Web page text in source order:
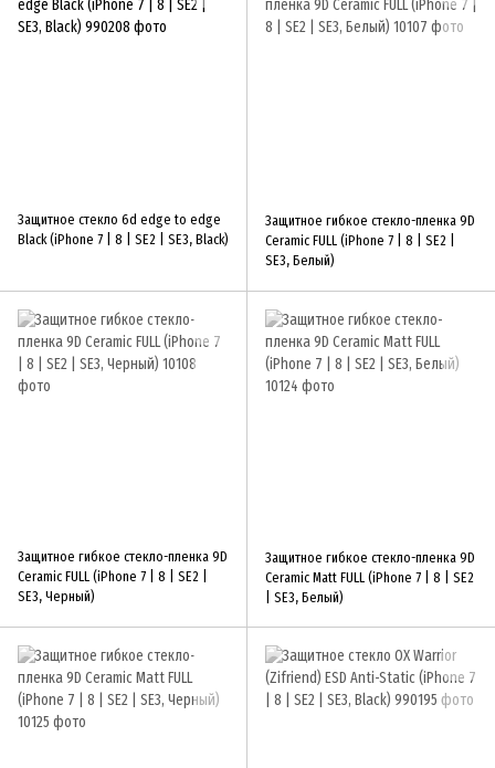
Защитное стекло 6d edge to edge
Black (iPhone 7 | 8 | SE2 | SE3, Black)
Защитное гибкое стекло-пленка 9D
Ceramic FULL (iPhone 7 | 8 | SE2 |
SE3, Белый)
Защитное гибкое стекло-пленка 9D
Ceramic FULL (iPhone 7 | 8 | SE2 |
SE3, Черный)
Защитное гибкое стекло-пленка 9D
Ceramic Matt FULL (iPhone 7 | 8 | SE2
| SE3, Белый)